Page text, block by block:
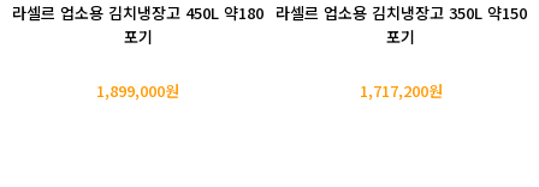
라셀르 업소용 김치냉장고 450L 약180
포기
1,899,000원
라셀르 업소용 김치냉장고 350L 약150
포기
1,717,200원